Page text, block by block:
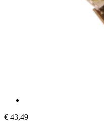
€ 43,49